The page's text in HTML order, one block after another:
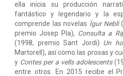
ella inicia su producción
fantástico y legendario y la
comprende las novelas Ígur Neblí
premio Josep Pla), Consulta a
(1998, premio Sant Jordi) Un
Martorell), así como las prosas y
y Contes per a vells adolescents
entre otros. En 2015 recibe el